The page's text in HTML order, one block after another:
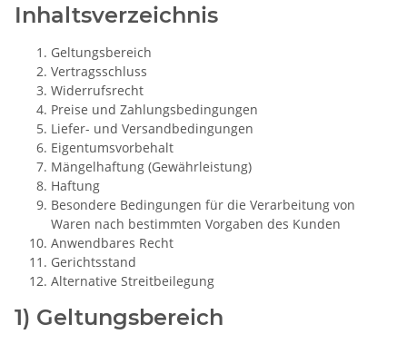
Inhaltsverzeichnis
Geltungsbereich
Vertragsschluss
Widerrufsrecht
Preise und Zahlungsbedingungen
Liefer- und Versandbedingungen
Eigentumsvorbehalt
Mängelhaftung (Gewährleistung)
Haftung
Besondere Bedingungen für die Verarbeitung von
Waren nach bestimmten Vorgaben des Kunden
Anwendbares Recht
Gerichtsstand
Alternative Streitbeilegung
1) Geltungsbereich